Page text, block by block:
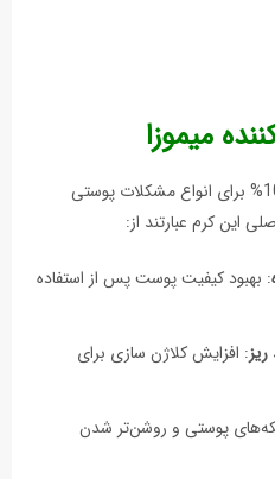
میموزا
کرم بازسازی‌کننده میموزا سی گل 10% برای انواع مشکلات پوستی
این کرم عبارتند از:
: بهبود کیفیت پوست پس از استفاده
: افزایش کلاژن سازی برای
پوستی و روشن‌تر شدن